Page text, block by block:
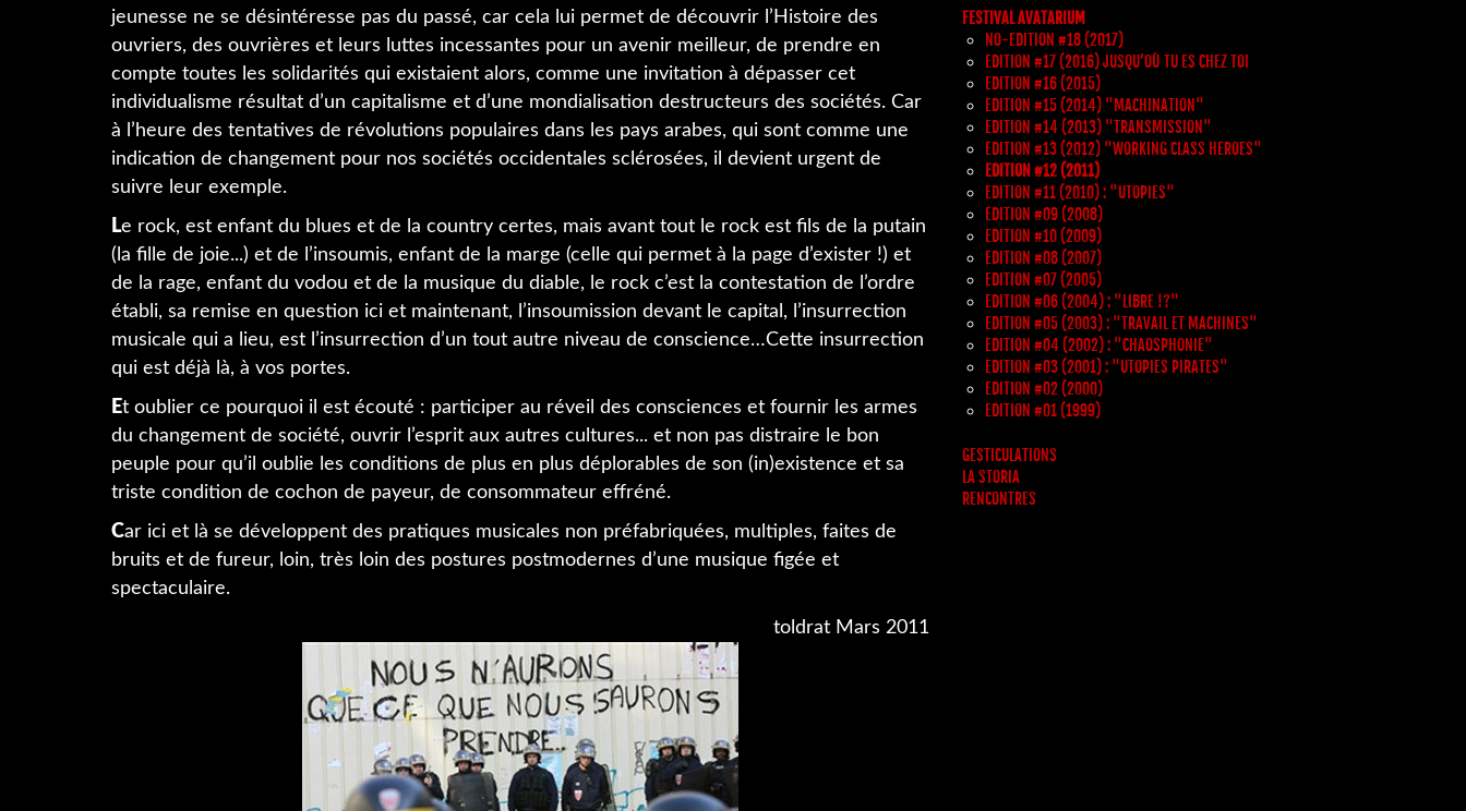
jeunesse ne se désintéresse pas du passé, car cela lui permet de découvrir l’Histoire des
ouvriers, des ouvrières et leurs luttes incessantes pour un avenir meilleur, de prendre en
compte toutes les solidarités qui existaient alors, comme une invitation à dépasser cet
individualisme résultat d’un capitalisme et d’une mondialisation destructeurs des sociétés. Car
à l’heure des tentatives de révolutions populaires dans les pays arabes, qui sont comme une
indication de changement pour nos sociétés occidentales sclérosées, il devient urgent de
suivre leur exemple.
Le rock, est enfant du blues et de la country certes, mais avant tout le rock est fils de la putain
(la fille de joie...) et de l’insoumis, enfant de la marge (celle qui permet à la page d’exister !) et
de la rage, enfant du vodou et de la musique du diable, le rock c’est la contestation de l’ordre
établi, sa remise en question ici et maintenant, l’insoumission devant le capital, l’insurrection
musicale qui a lieu, est l’insurrection d’un tout autre niveau de conscience…Cette insurrection
qui est déjà là, à vos portes.
Et oublier ce pourquoi il est écouté : participer au réveil des consciences et fournir les armes
du changement de société, ouvrir l’esprit aux autres cultures... et non pas distraire le bon
peuple pour qu’il oublie les conditions de plus en plus déplorables de son (in)existence et sa
triste condition de cochon de payeur, de consommateur effréné.
Car ici et là se développent des pratiques musicales non préfabriquées, multiples, faites de
bruits et de fureur, loin, très loin des postures postmodernes d’une musique figée et
spectaculaire.
toldrat Mars 2011
FESTIVAL AVATARIUM
NO-EDITION #18 (2017)
EDITION #17 (2016) JUSQU’OÙ TU ES CHEZ TOI
EDITION #16 (2015)
EDITION #15 (2014) "MACHINATION"
EDITION #14 (2013) "TRANSMISSION"
EDITION #13 (2012) "WORKING CLASS HEROES"
EDITION #12 (2011)
EDITION #11 (2010) : "UTOPIES"
EDITION #09 (2008)
EDITION #10 (2009)
EDITION #08 (2007)
EDITION #07 (2005)
EDITION #06 (2004) : "LIBRE !?"
EDITION #05 (2003) : "TRAVAIL ET MACHINES"
EDITION #04 (2002) : "CHAOSPHONIE"
EDITION #03 (2001) : "UTOPIES PIRATES"
EDITION #02 (2000)
EDITION #01 (1999)
GESTICULATIONS
LA STORIA
RENCONTRES